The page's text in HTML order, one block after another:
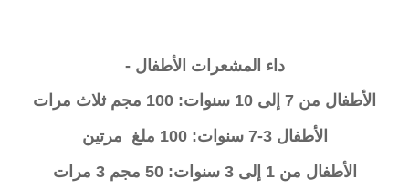
داء المشعرات الأطفال -
الأطفال من 7 إلى 10 سنوات: 100 مجم ثلاث مرات
الأطفال 3-7 سنوات: 100 ملغ مرتين
الأطفال من 1 إلى 3 سنوات: 50 مجم 3 مرات